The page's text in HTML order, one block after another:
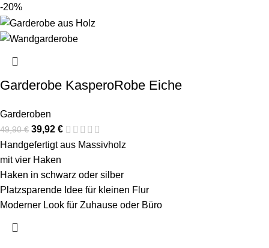
-20%
Garderobe KasperoRobe Eiche
Garderoben
49,90€ 39,92 €
Handgefertigt aus Massivholz
mit vier Haken
Haken in schwarz oder silber
Platzsparende Idee für kleinen Flur
Moderner Look für Zuhause oder Büro